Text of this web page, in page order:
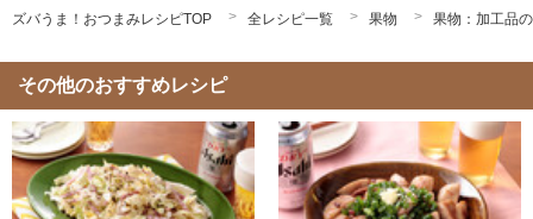
ズバうま！おつまみレシピTOP
全レシピ一覧 果物 果物：加工品
その他のおすすめレシピ